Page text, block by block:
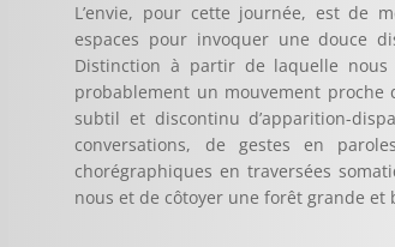
L’envie, pour cette journée, est de
espaces pour invoquer une douce
Distinction à partir de laquelle nous
probablement un mouvement
subtil et discontinu d’apparition-
conversations, de gestes en
chorégraphiques en traversées
nous et de côtoyer une forêt grande et